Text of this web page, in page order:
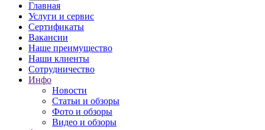
Главная
Услуги и сервис
Сертификаты
Вакансии
Наше преимущество
Наши клиенты
Сотрудничество
Инфо
Новости
Статьи и обзоры
Фото и обзоры
Видео и обзоры